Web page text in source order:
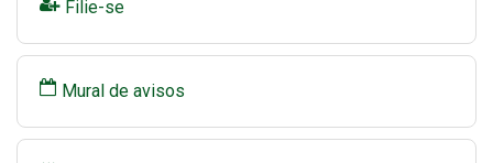
Filie-se
Mural de avisos